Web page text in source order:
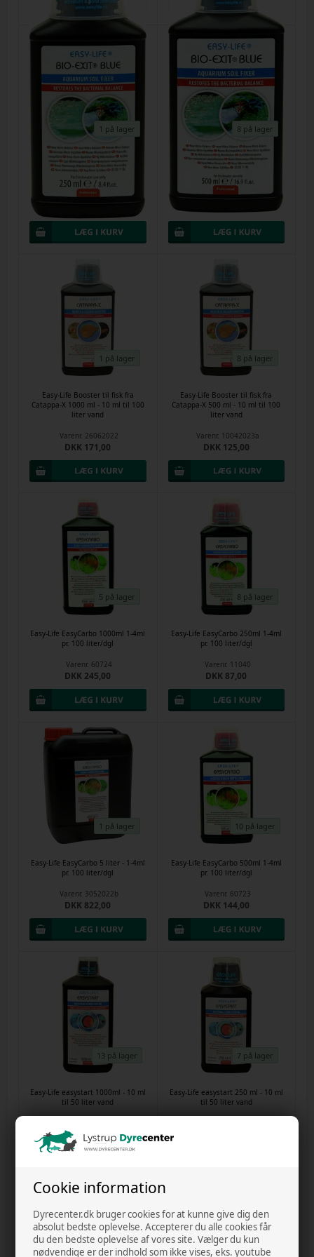
Cookie information
Dyrecenter.dk bruger cookies for at kunne give dig den
absolut bedste oplevelse. Accepterer du alle cookies får
du den bedste oplevelse af vores site. Vælger du kun
nødvendige er der indhold som ikke vises, eks. youtube
1 på lager
Easy-Life Bio-Exit Blue 250ml
20ml pr. 40 liter
Varenr.23092025b
8 på lager
Easy-Life Bio-Exit Blue 500ml
20ml pr. 40 liter
Varenr.23092025c
1 på lager
Easy-Life Booster til fisk fra
Catappa-X 1000 ml - 10 ml til 100
liter vand
Varenr. 26062022
DKK 171,00
8 på lager
Easy-Life Booster til fisk fra
Catappa-X 500 ml - 10 ml til 100
liter vand
Varenr. 10042023a
DKK 125,00
5 på lager
Easy-Life EasyCarbo 1000ml 1-4ml
pr. 100 liter/dgl
Varenr. 60724
DKK 245,00
8 på lager
Easy-Life EasyCarbo 250ml 1-4ml
pr. 100 liter/dgl
Varenr. 11040
DKK 87,00
1 på lager
Easy-Life EasyCarbo 5 liter - 1-4ml
pr. 100 liter/dgl
Varenr. 3052022b
DKK 822,00
10 på lager
Easy-Life EasyCarbo 500ml 1-4ml
pr. 100 liter/dgl
Varenr. 60723
DKK 144,00
13 på lager
Easy-Life easystart 1000ml - 10 ml
til 50 liter vand
DKK 215,00
7 på lager
Easy-Life easystart 250 ml - 10 ml
til 50 liter vand